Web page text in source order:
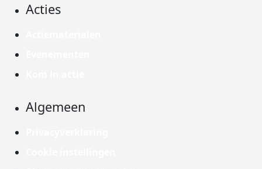
Acties
Algemeen